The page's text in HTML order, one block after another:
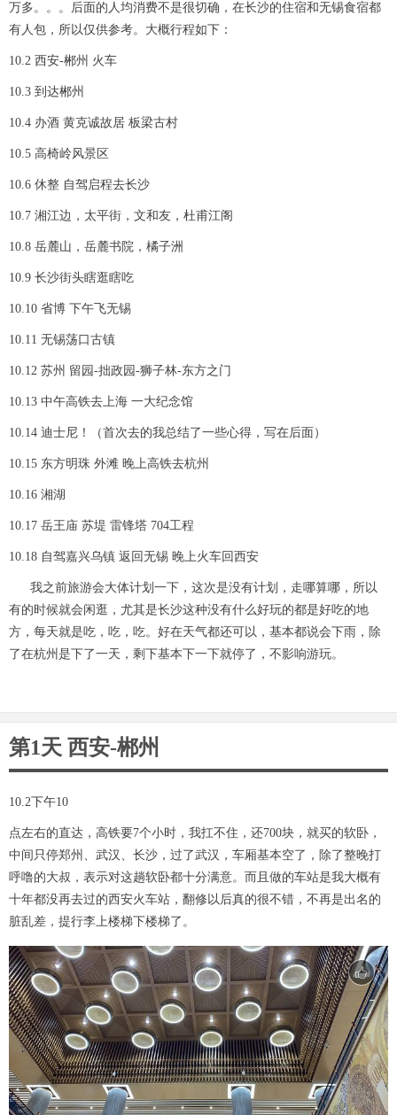
万多。。。后面的人均消费不是很切确，在长沙的住宿和无锡食宿都
有人包，所以仅供参考。大概行程如下：
10.2 西安-郴州 火车
10.3 到达郴州
10.4 办酒 黄克诚故居 板梁古村
10.5 高椅岭风景区
10.6 休整 自驾启程去长沙
10.7 湘江边，太平街，文和友，杜甫江阁
10.8 岳麓山，岳麓书院，橘子洲
10.9 长沙街头瞎逛瞎吃
10.10 省博 下午飞无锡
10.11 无锡荡口古镇
10.12 苏州 留园-拙政园-狮子林-东方之门
10.13 中午高铁去上海 一大纪念馆
10.14 迪士尼！（首次去的我总结了一些心得，写在后面）
10.15 东方明珠 外滩 晚上高铁去杭州
10.16 湘湖
10.17 岳王庙 苏堤 雷锋塔 704工程
10.18 自驾嘉兴乌镇 返回无锡 晚上火车回西安
我之前旅游会大体计划一下，这次是没有计划，走哪算哪，所以
有的时候就会闲逛，尤其是长沙这种没有什么好玩的都是好吃的地
方，每天就是吃，吃，吃。好在天气都还可以，基本都说会下雨，除
了在杭州是下了一天，剩下基本下一下就停了，不影响游玩。
第1天 西安-郴州
10.2下午10
点左右的直达，高铁要7个小时，我扛不住，还700块，就买的软卧，
中间只停郑州、武汉、长沙，过了武汉，车厢基本空了，除了整晚打
呼噜的大叔，表示对这趟软卧都十分满意。而且做的车站是我大概有
十年都没再去过的西安火车站，翻修以后真的很不错，不再是出名的
脏乱差，提行李上楼梯下楼梯了。